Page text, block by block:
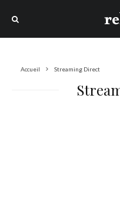
Accueil Streaming Direct